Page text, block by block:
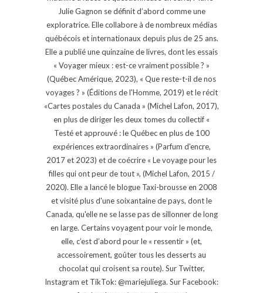
Julie Gagnon se définit d’abord comme une
exploratrice. Elle collabore à de nombreux médias
québécois et internationaux depuis plus de 25 ans.
Elle a publié une quinzaine de livres, dont les essais
« Voyager mieux : est-ce vraiment possible ? »
(Québec Amérique, 2023), « Que reste-t-il de nos
voyages ? » (Éditions de l'Homme, 2019) et le récit
«Cartes postales du Canada » (Michel Lafon, 2017),
en plus de diriger les deux tomes du collectif «
Testé et approuvé : le Québec en plus de 100
expériences extraordinaires » (Parfum d'encre,
2017 et 2023) et de coécrire « Le voyage pour les
filles qui ont peur de tout », (Michel Lafon, 2015 /
2020). Elle a lancé le blogue Taxi-brousse en 2008
et visité plus d'une soixantaine de pays, dont le
Canada, qu'elle ne se lasse pas de sillonner de long
en large. Certains voyagent pour voir le monde,
elle, c’est d’abord pour le « ressentir » (et,
accessoirement, goûter tous les desserts au
chocolat qui croisent sa route). Sur Twitter,
Instagram et TikTok: @mariejuliega. Sur Facebook: